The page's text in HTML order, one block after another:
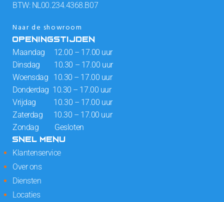
BTW: NL00.234.4368.B07
Naar de showroom
OPENINGSTIJDEN
Maandag 12.00 – 17.00 uur
Dinsdag 10.30 – 17.00 uur
Woensdag 10.30 – 17.00 uur
Donderdag 10.30 – 17.00 uur
Vrijdag 10.30 – 17.00 uur
Zaterdag 10.30 – 17.00 uur
Zondag Gesloten
SNEL MENU
Klantenservice
Over ons
Diensten
Locaties